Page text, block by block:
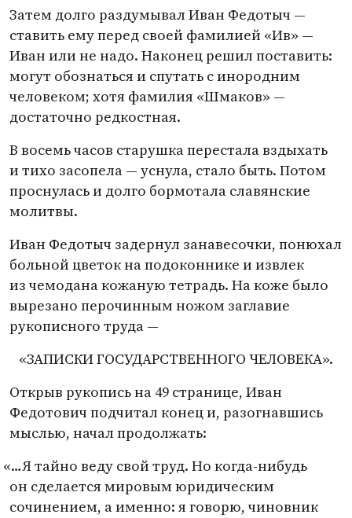
Затем долго раздумывал Иван Федотыч —
ставить ему перед своей фамилией «Ив» —
Иван или не надо. Наконец решил поставить:
могут обознаться и спутать с инородним
человеком; хотя фамилия «Шмаков» —
достаточно редкостная.
В восемь часов старушка перестала вздыхать
и тихо засопела — уснула, стало быть. Потом
проснулась и долго бормотала славянские
молитвы.
Иван Федотыч задернул занавесочки, понюхал
больной цветок на подоконнике и извлек
из чемодана кожаную тетрадь. На коже было
вырезано перочинным ножом заглавие
рукописного труда —
«ЗАПИСКИ ГОСУДАРСТВЕННОГО ЧЕЛОВЕКА».
Открыв рукопись на 49 странице, Иван
Федотович подчитал конец и, разогнавшись
мыслью, начал продолжать:
«…Я тайно веду свой труд. Но когда-нибудь
он сделается мировым юридическим
сочинением, а именно: я говорю, чиновник